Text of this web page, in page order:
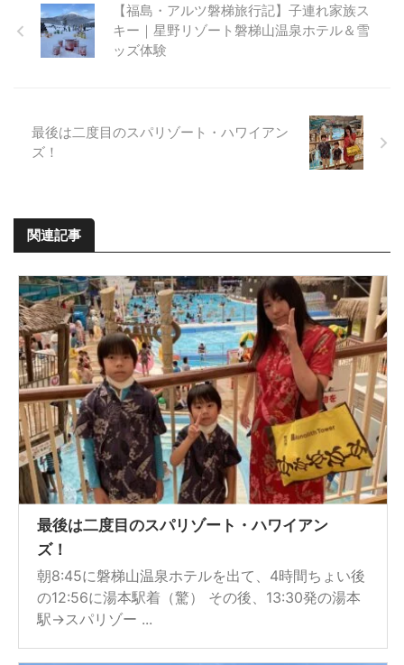
【福島・アルツ磐梯旅行記】子連れ家族ス
キー｜星野リゾート磐梯山温泉ホテル＆雪
ッズ体験
最後は二度目のスパリゾート・ハワイアン
ズ！
関連記事
最後は二度目のスパリゾート・ハワイアン
ズ！
朝8:45に磐梯山温泉ホテルを出て、4時間ちょい後
の12:56に湯本駅着（驚） その後、13:30発の湯本
駅→スパリゾー ...